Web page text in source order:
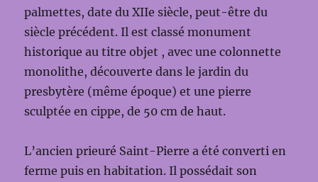
palmettes, date du XIIe siècle, peut-être du
siècle précédent. Il est classé monument
historique au titre objet , avec une colonnette
monolithe, découverte dans le jardin du
presbytère (même époque) et une pierre
sculptée en cippe, de 50 cm de haut.
L’ancien prieuré Saint-Pierre a été converti en
ferme puis en habitation. Il possédait son